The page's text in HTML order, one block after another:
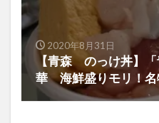
2020年8月31日
【青森 のっけ丼】
華 海鮮盛りモリ！名